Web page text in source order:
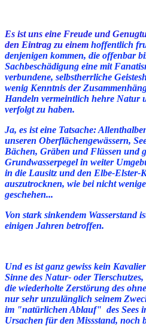
Es ist uns eine Freude und
den Eintrag zu einem hoffentlich
denjenigen kommen, die offenbar
Sachbeschädigung eine mit
verbundene, selbstherrliche
wenig Kenntnis der
Handeln vermeintlich hehre Natur
verfolgt zu haben.
Ja, es ist eine Tatsache:
unseren Oberflächengewässern,
Bächen, Gräben und Flüssen und
Grundwasserpegel in weiter
in die Lausitz und den Elbe-Elster-
auszutrocknen, wie bei nicht
geschehen...
Von stark sinkendem Wasserstand
einigen Jahren betroffen.
Und es ist ganz gewiss kein
Sinne des Natur- oder
die wiederholte Zerstörung des
nur sehr unzulänglich seinem
im "natürlichen Ablauf" des Sees
Ursachen für den Missstand, noch